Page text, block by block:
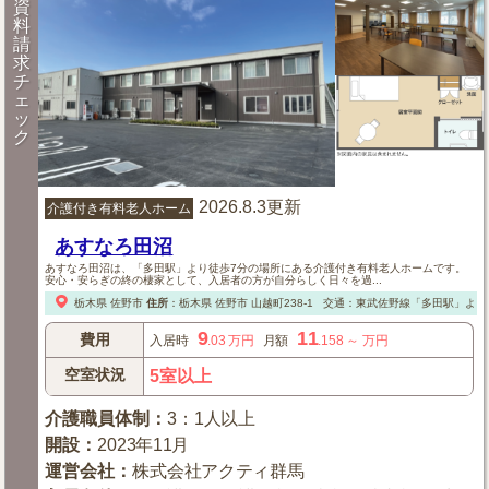
資
料
請
求
チ
ェ
ッ
ク
介護付き有料老人ホーム 2026.8.3更新
あすなろ田沼
あすなろ田沼は、「多田駅」より徒歩7分の場所にある介護付き有料老人ホームです。
安心・安らぎの終の棲家として、入居者の方が自分らしく日々を過...
栃木県 佐野市 住所： 栃木県 佐野市山越町238-1 交通：東武佐野線「多田駅」よ
費用 入居時 9.03 万円 月額 11.158 ～ 万円
空室状況 5室以上
介護職員体制 ：3：1人以上
開設 ： 2023年11月
運営会社 ：株式会社アクティ群馬